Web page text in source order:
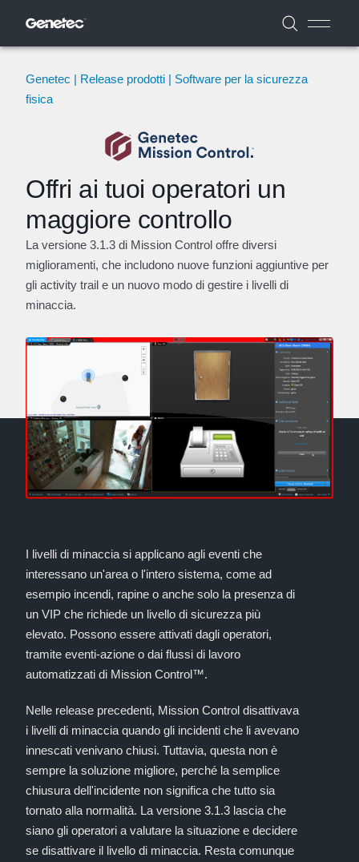
Genetec | Release prodotti | Software per la sicurezza
fisica
Offri ai tuoi operatori un
maggiore controllo
La versione 3.1.3 di Mission Control offre diversi
miglioramenti, che includono nuove funzioni aggiuntive per
gli activity trail e un nuovo modo di gestire i livelli di
minaccia.
I livelli di minaccia si applicano agli eventi che
interessano un'area o l'intero sistema, come ad
esempio incendi, rapine o anche solo la presenza di
un VIP che richiede un livello di sicurezza più
elevato. Possono essere attivati dagli operatori,
tramite eventi-azione o dai flussi di lavoro
automatizzati di Mission Control™.
Nelle release precedenti, Mission Control disattivava
i livelli di minaccia quando gli incidenti che li avevano
innescati venivano chiusi. Tuttavia, questa non è
sempre la soluzione migliore, perché la semplice
chiusura dell'incidente non significa che tutto sia
tornato alla normalità. La versione 3.1.3 lascia che
siano gli operatori a valutare la situazione e decidere
se disattivare il livello di minaccia. Resta comunque